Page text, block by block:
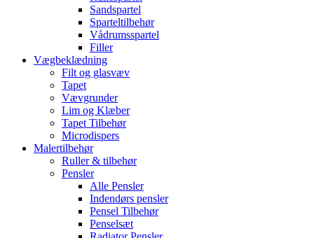
Sandspartel
Sparteltilbehør
Vådrumsspartel
Filler
Vægbeklædning
Filt og glasvæv
Tapet
Vævgrunder
Lim og Klæber
Tapet Tilbehør
Microdispers
Malertilbehør
Ruller & tilbehør
Pensler
Alle Pensler
Indendørs pensler
Pensel Tilbehør
Penselsæt